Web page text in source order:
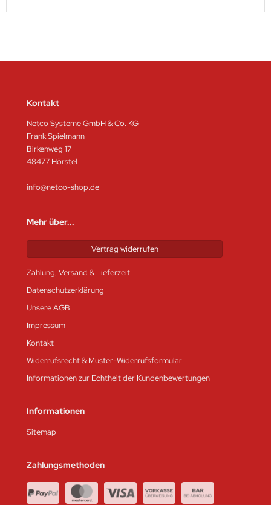
Kontakt
Netco Systeme GmbH & Co. KG
Frank Spielmann
Birkenweg 17
48477 Hörstel
info@netco-shop.de
Mehr über...
Vertrag widerrufen
Zahlung, Versand & Lieferzeit
Datenschutzerklärung
Unsere AGB
Impressum
Kontakt
Widerrufsrecht & Muster-Widerrufsformular
Informationen zur Echtheit der Kundenbewertungen
Informationen
Sitemap
Zahlungsmethoden